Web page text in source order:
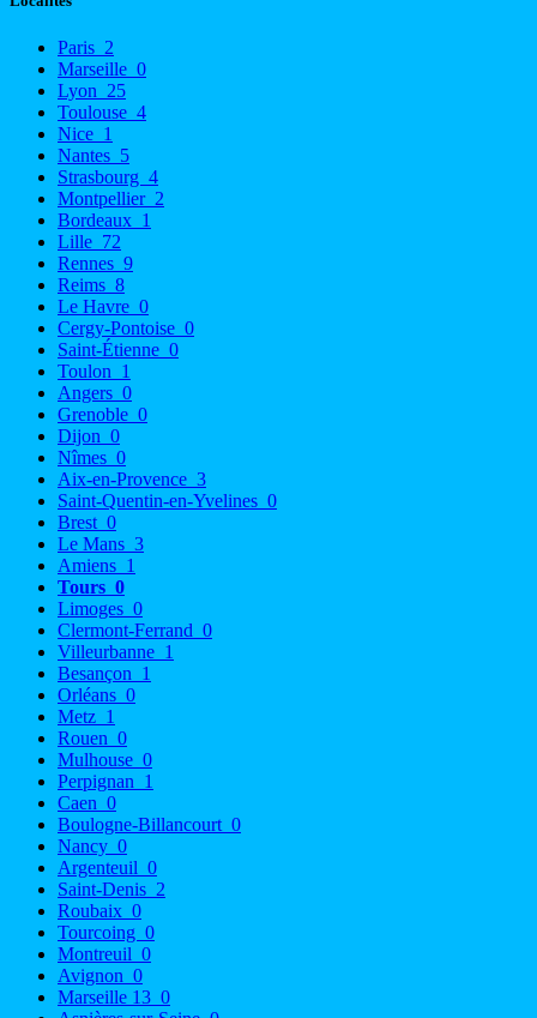
Paris 2
Marseille 0
Lyon 25
Toulouse 4
Nice 1
Nantes 5
Strasbourg 4
Montpellier 2
Bordeaux 1
Lille 72
Rennes 9
Reims 8
Le Havre 0
Cergy-Pontoise 0
Saint-Étienne 0
Toulon 1
Angers 0
Grenoble 0
Dijon 0
Nîmes 0
Aix-en-Provence 3
Saint-Quentin-en-Yvelines 0
Brest 0
Le Mans 3
Amiens 1
Tours 0
Limoges 0
Clermont-Ferrand 0
Villeurbanne 1
Besançon 1
Orléans 0
Metz 1
Rouen 0
Mulhouse 0
Perpignan 1
Caen 0
Boulogne-Billancourt 0
Nancy 0
Argenteuil 0
Saint-Denis 2
Roubaix 0
Tourcoing 0
Montreuil 0
Avignon 0
Marseille 13 0